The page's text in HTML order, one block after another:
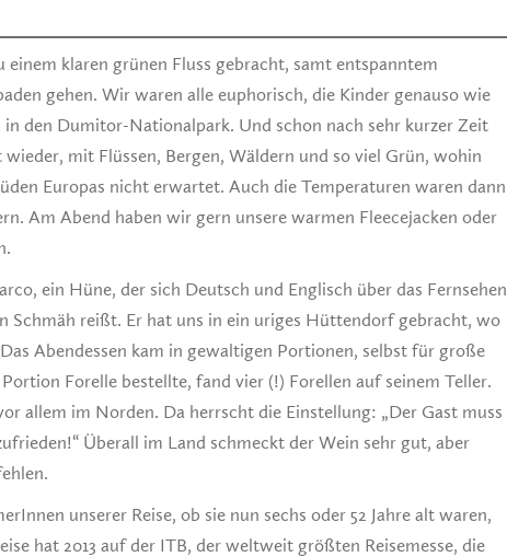
klaren grünen Fluss gebracht, samt entspanntem
gehen. Wir waren alle euphorisch, die Kinder genauso wie
den Dumitor-Nationalpark. Und schon nach sehr kurzer Zeit
mit Flüssen, Bergen, Wäldern und so viel Grün, wohin
Europas nicht erwartet. Auch die Temperaturen waren dann
Am Abend haben wir gern unsere warmen Fleecejacken oder
ein Hüne, der sich Deutsch und Englisch über das Fernsehen
Schmäh reißt. Er hat uns in ein uriges Hüttendorf gebracht, wo
Abendessen kam in gewaltigen Portionen, selbst für große
Forelle bestellte, fand vier (!) Forellen auf seinem Teller.
allem im Norden. Da herrscht die Einstellung: „Der Gast muss
Überall im Land schmeckt der Wein sehr gut, aber
unserer Reise, ob sie nun sechs oder 52 Jahre alt waren,
hat 2013 auf der ITB, der weltweit größten Reisemesse, die